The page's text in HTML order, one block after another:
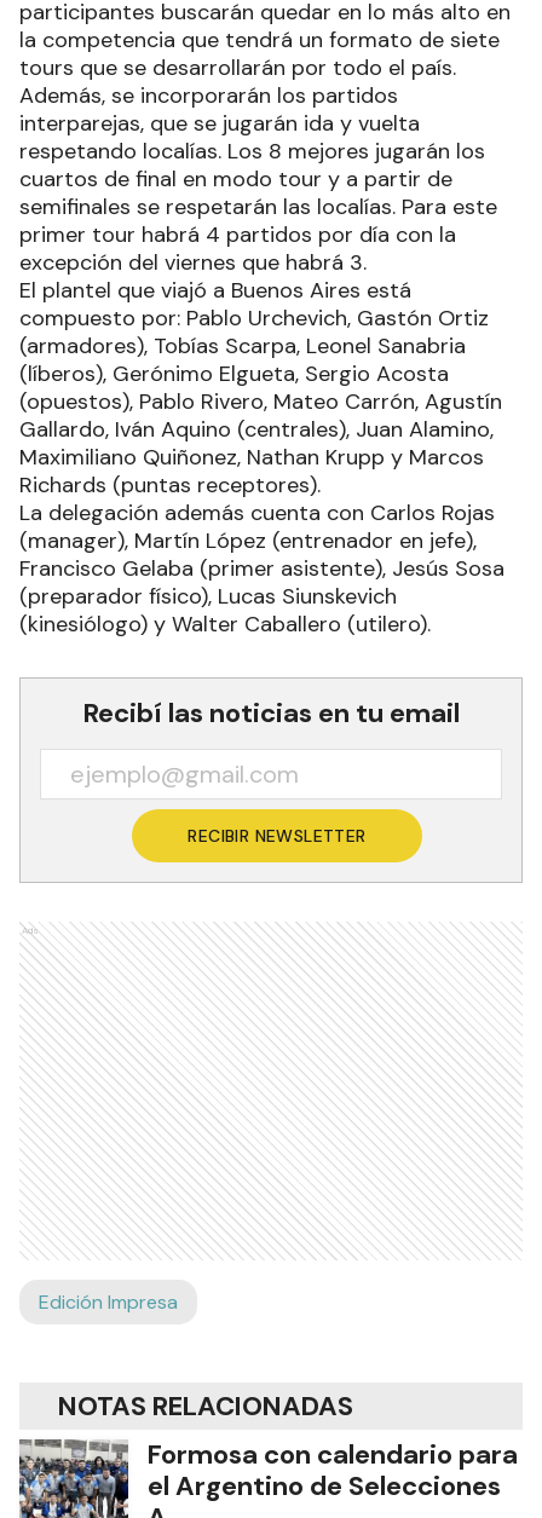
participantes buscarán quedar en lo más alto en
la competencia que tendrá un formato de siete
tours que se desarrollarán por todo el país.
Además, se incorporarán los partidos
interparejas, que se jugarán ida y vuelta
respetando localías. Los 8 mejores jugarán los
cuartos de final en modo tour y a partir de
semifinales se respetarán las localías. Para este
primer tour habrá 4 partidos por día con la
excepción del viernes que habrá 3.
El plantel que viajó a Buenos Aires está
compuesto por: Pablo Urchevich, Gastón Ortiz
(armadores), Tobías Scarpa, Leonel Sanabria
(líberos), Gerónimo Elgueta, Sergio Acosta
(opuestos), Pablo Rivero, Mateo Carrón, Agustín
Gallardo, Iván Aquino (centrales), Juan Alamino,
Maximiliano Quiñonez, Nathan Krupp y Marcos
Richards (puntas receptores).
La delegación además cuenta con Carlos Rojas
(manager), Martín López (entrenador en jefe),
Francisco Gelaba (primer asistente), Jesús Sosa
(preparador físico), Lucas Siunskevich
(kinesiólogo) y Walter Caballero (utilero).
Recibí las noticias en tu email
RECIBIR NEWSLETTER
Ads
Edición Impresa
NOTAS RELACIONADAS
Formosa con calendario para
el Argentino de Selecciones